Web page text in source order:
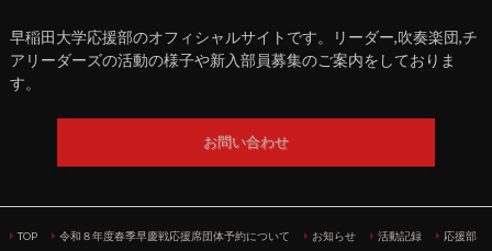
早稲田大学応援部のオフィシャルサイトです。リーダー,吹奏楽団,チ
アリーダーズの活動の様子や新入部員募集のご案内をしておりま
す。
お問い合わせ
TOP 令和８年度春季早慶戦応援席団体予約について お知らせ 活動記録
応援部